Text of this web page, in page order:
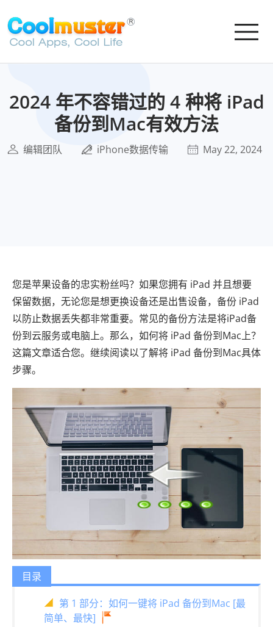
2024 年不容错过的 4 种将 iPad
备份到Mac有效方法
编辑团队 iPhone数据传输 May 22, 2024
您是苹果设备的忠实粉丝吗？如果您拥有 iPad 并且想要
保留数据，无论您是想更换设备还是出售设备，备份 iPad
以防止数据丢失都非常重要。常见的备份方法是将iPad备
份到云服务或电脑上。那么，如何将 iPad 备份到Mac上？
这篇文章适合您。继续阅读以了解将 iPad 备份到Mac具体
步骤。
目录
第 1 部分：如何一键将 iPad 备份到Mac [最
简单、最快]